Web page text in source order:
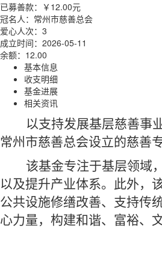
已募善款： ￥12.00元
冠名人：常州市慈善总会
爱心人次：3
成立时间：2026-05-11
余额：12.00
基本信息
收支明细
基金进展
相关资讯
以支持发展基层慈善事
常州市慈善总会设立的慈善
该基金专注于基层领域
以及提升产业体系。此外，
公共设施修缮改善、支持传
心力量，构建和谐、富裕、